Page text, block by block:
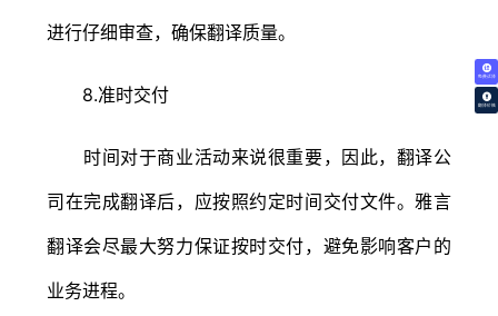
免费试译
翻译价格
进行仔细审查，确保翻译质量。
8.准时交付
时间对于商业活动来说很重要，因此，翻译公
司在完成翻译后，应按照约定时间交付文件。雅言
翻译会尽最大努力保证按时交付，避免影响客户的
业务进程。